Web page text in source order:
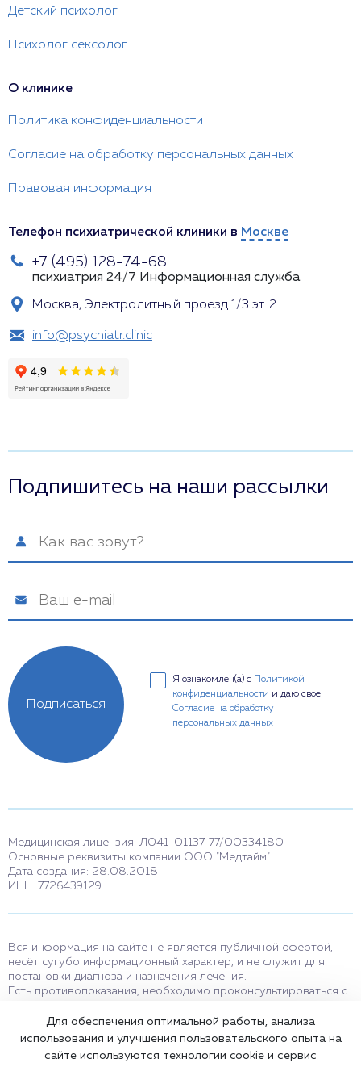
Детский психолог
Психолог сексолог
О клинике
Политика конфиденциальности
Согласие на обработку персональных данных
Правовая информация
Телефон психиатрической клиники в Москве
+7 (495) 128-74-68
психиатрия 24/7 Информационная служба
Москва, Электролитный проезд 1/3 эт. 2
info@psychiatr.clinic
Подпишитесь на наши рассылки
Я ознакомлен(а) с
Политикой
конфиденциальности и даю свое
Согласие на обработку
персональных данных
Подписаться
Медицинская лицензия: Л041-01137-77/00334180
Основные реквизиты компании ООО "Медтайм"
Дата создания: 28.08.2018
ИНН: 7726439129
Вся информация на сайте не является публичной офертой,
несёт сугубо информационный характер, и не служит для
постановки диагноза и назначения лечения.
Есть противопоказания, необходимо проконсультироваться с
мессенджерам и в соцсетях носят исключительно
информационный характер и не являются медицинскими
услугами.
Оставаясь на сайте вы соглашаетесь на использование cookies.
Для обеспечения оптимальной работы, анализа
использования и улучшения пользовательского опыта на
сайте используются технологии cookie и сервис